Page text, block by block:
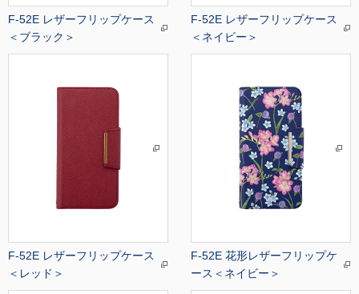
F-52E レザーフリップケース
＜ブラック＞
F-52E レザーフリップケース
＜ネイビー＞
F-52E レザーフリップケース
＜レッド＞
F-52E 花形レザーフリップケ
ース＜ネイビー＞